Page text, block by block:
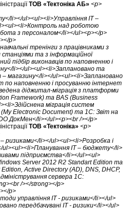
ТОВ «Тектоніка АБ» <p>
li></ul><ul><li>Управління IT –
над роботою
з персоналом</li></ul><p></p>
p>
тренінги з працівниками з
та з інформаційної
підбір виконавців по наповненню і
li></ul><ul><li>Заплановано та
магазину</li></ul><ul><li>Заплановано
по наповненню і просуванню інтернет
діджитал-міграція з платформи
Framework) та BAS (Business
міграція систем
Electronic Document) та 1С: Звіт на
ДокМен</li></ul><p><br /></p>
ТОВ «Тектоніка» <p>
ризиками</li></ul><ul><li>Розробка і
ul><ul><li>Планування IT – бюджету</li>
підприємства</li></ul><ul>
Server 2012 R2 Standart Edition та
Active Directory (AD), DNS, DHCP,
сервера 1С:
/></strong></p>
p>
управління IT - ризиками</li></ul>
передбачувані IT - ризики</li></ul>